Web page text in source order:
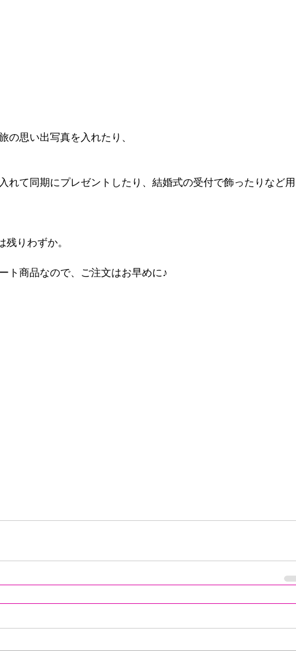
の思い出写真を入れたり、
れて同期にプレゼントしたり、結婚式の受付で飾ったりなど用
残りわずか。
ト商品なので、ご注文はお早めに♪